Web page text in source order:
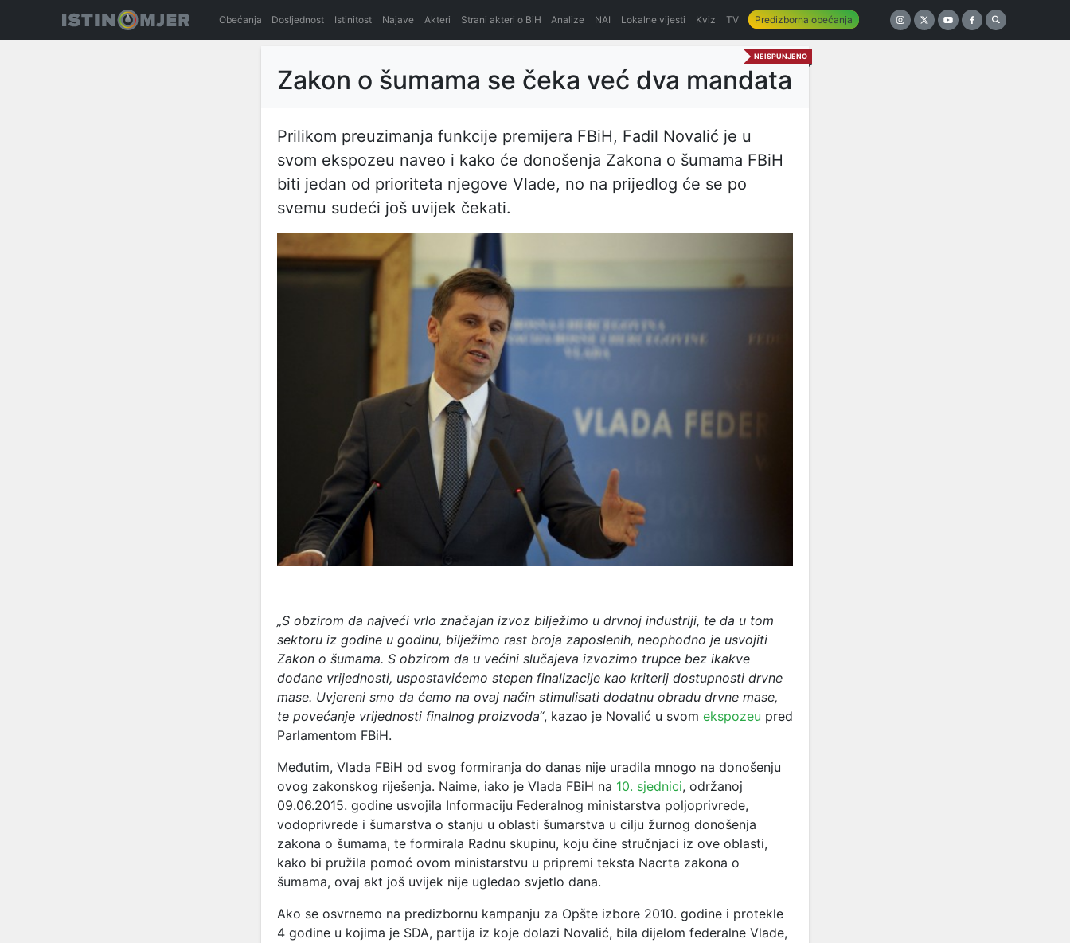
Obećanja Dosljednost Istinitost Najave Akteri Strani akteri o BiH Analize NAI Lokalne vijesti Kviz TV Predizborna obećanja
NEISPUNJENO
Zakon o šumama se čeka već dva mandata
Prilikom preuzimanja funkcije premijera FBiH, Fadil Novalić je u
svom ekspozeu naveo i kako će donošenja Zakona o šumama FBiH
biti jedan od prioriteta njegove Vlade, no na prijedlog će se po
svemu sudeći još uvijek čekati.
„S obzirom da najveći vrlo značajan izvoz bilježimo u drvnoj industriji, te da u tom
sektoru iz godine u godinu, bilježimo rast broja zaposlenih, neophodno je usvojiti
Zakon o šumama. S obzirom da u većini slučajeva izvozimo trupce bez ikakve
dodane vrijednosti, uspostavićemo stepen finalizacije kao kriterij dostupnosti drvne
mase. Uvjereni smo da ćemo na ovaj način stimulisati dodatnu obradu drvne mase,
te povećanje vrijednosti finalnog proizvoda“, kazao je Novalić u svom ekspozeu pred
Parlamentom FBiH.
Međutim, Vlada FBiH od svog formiranja do danas nije uradila mnogo na donošenju
ovog zakonskog riješenja. Naime, iako je Vlada FBiH na 10. sjednici, održanoj
09.06.2015. godine usvojila Informaciju Federalnog ministarstva poljoprivrede,
vodoprivrede i šumarstva o stanju u oblasti šumarstva u cilju žurnog donošenja
zakona o šumama, te formirala Radnu skupinu, koju čine stručnjaci iz ove oblasti,
kako bi pružila pomoć ovom ministarstvu u pripremi teksta Nacrta zakona o
šumama, ovaj akt još uvijek nije ugledao svjetlo dana.
Ako se osvrnemo na predizbornu kampanju za Opšte izbore 2010. godine i protekle
4 godine u kojima je SDA, partija iz koje dolazi Novalić, bila dijelom federalne Vlade,